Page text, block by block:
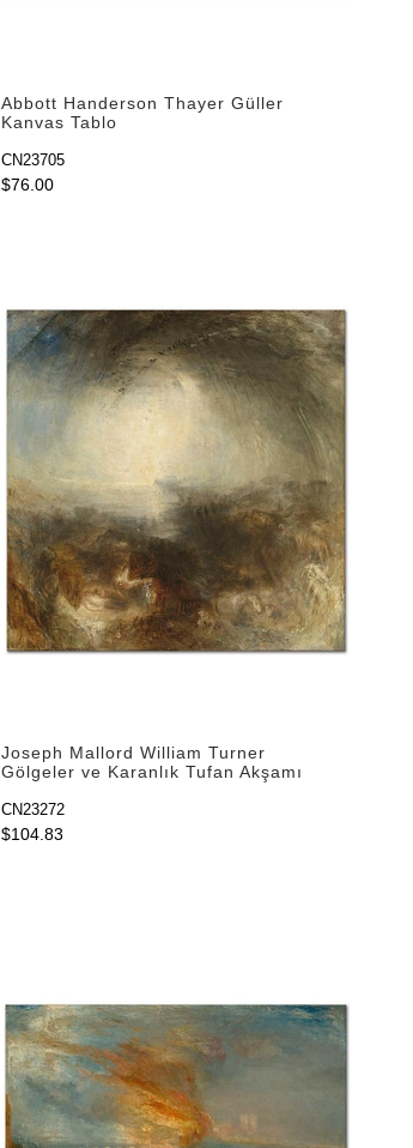
Abbott Handerson Thayer Güller
Kanvas Tablo
CN23705
$76.00
Joseph Mallord William Turner
Gölgeler ve Karanlık Tufan Akşamı
CN23272
$104.83